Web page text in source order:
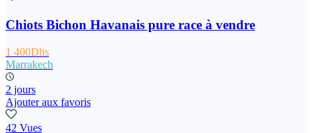
Chiots Bichon Havanais pure race à vendre
1 400Dhs
Marrakech
2 jours
Ajouter aux favoris
42 Vues